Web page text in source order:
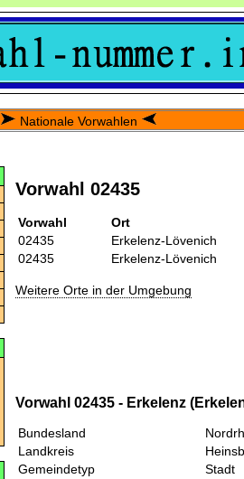
Nationale Vorwahlen
Vorwahl 02435
Vorwahl
Ort
02435
Erkelenz-Lövenich
02435
Erkelenz-Lövenich
Weitere Orte in der Umgebung
Vorwahl 02435 - Erkelenz
Bundesland
Landkreis
Gemeindetyp
Stadt